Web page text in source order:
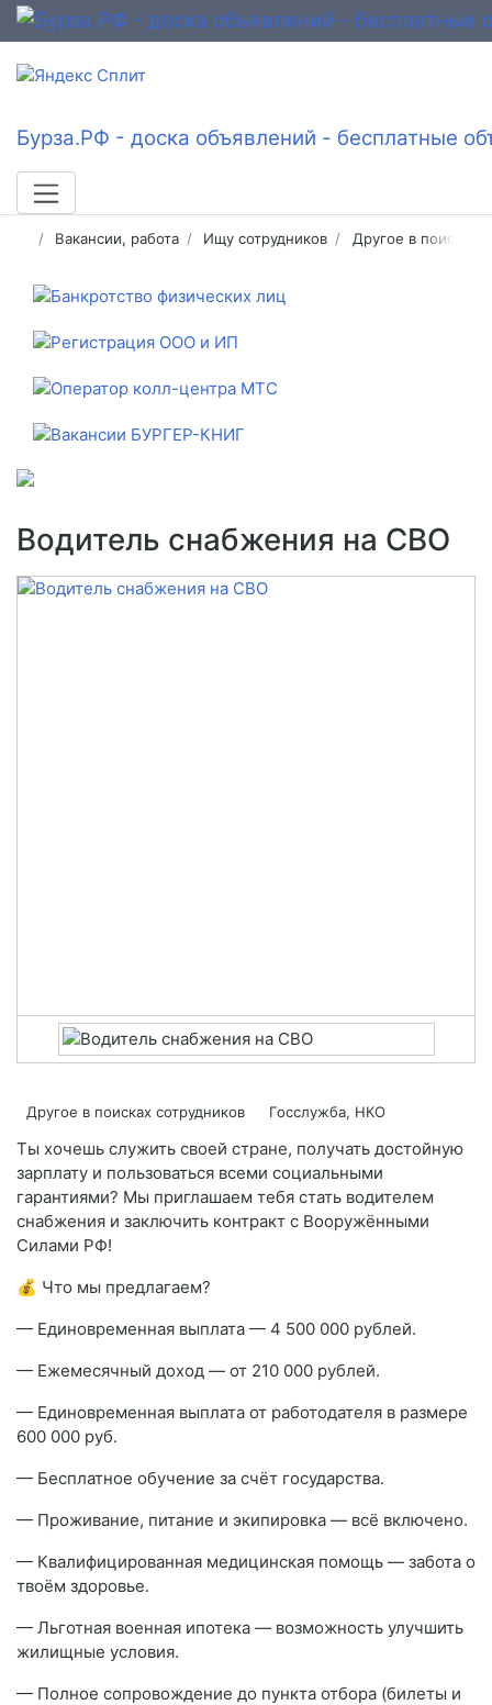
Бурза.РФ - доска объявлений - бесплатные
Вакансии, работа Ищу сотрудников Другое в поисках
Водитель снабжения на СВО
Другое в поисках сотрудников Госслужба, НКО
Ты хочешь служить своей стране, получать достойную
зарплату и пользоваться всеми социальными
гарантиями? Мы приглашаем тебя стать водителем
снабжения и заключить контракт с Вооружёнными
Силами РФ!
💰 Что мы предлагаем?
— Единовременная выплата — 4 500 000 рублей.
— Ежемесячный доход — от 210 000 рублей.
— Единовременная выплата от работодателя в размере
600 000 руб.
— Бесплатное обучение за счёт государства.
— Проживание, питание и экипировка — всё включено.
— Квалифицированная медицинская помощь — забота о
твоём здоровье.
— Льготная военная ипотека — возможность улучшить
жилищные условия.
— Полное сопровождение до пункта отбора (билеты и